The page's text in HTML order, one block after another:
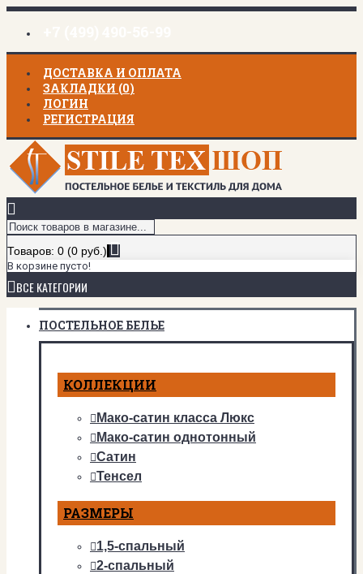
ДОСТАВКА И ОПЛАТА
ЗАКЛАДКИ (0)
ЛОГИН
РЕГИСТРАЦИЯ
Товаров: 0 (0 руб.)
В корзине пусто!
ВСЕ КАТЕГОРИИ
ПОСТЕЛЬНОЕ БЕЛЬЕ
КОЛЛЕКЦИИ
Мако-сатин класса Люкс
Мако-сатин однотонный
Сатин
Тенсел
РАЗМЕРЫ
1,5-спальный
2-спальный